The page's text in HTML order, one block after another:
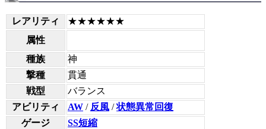
レアリティ
★★★★★★
属性
種族
神
撃種
貫通
戦型
バランス
アビリティ
AW / 反風 /状態異常回復
ゲージ
SS短縮